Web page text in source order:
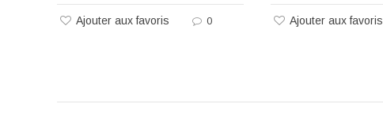
Ajouter aux favoris 0 Ajouter aux favoris